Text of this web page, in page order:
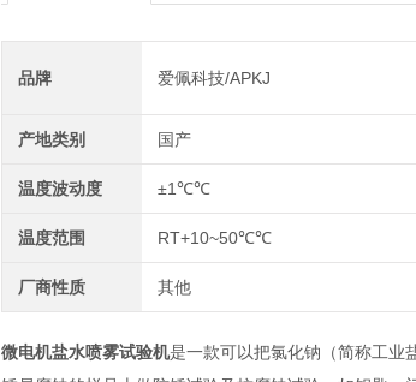
品牌 爱佩科技/APKJ
产地类别 国产
温度波动度 ±1℃℃
温度范围 RT+10~50℃℃
厂商性质 其他
微电机盐水喷雾试验机是一款可以把氯化钠（简称工业